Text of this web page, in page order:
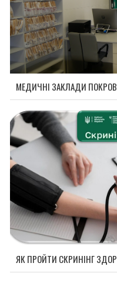
МЕДИЧНІ ЗАКЛАДИ
ЯК ПРОЙТИ СКРИНІНГ